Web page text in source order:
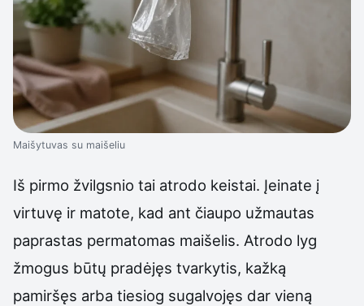
Maišytuvas su maišeliu
Iš pirmo žvilgsnio tai atrodo keistai. Įeinate į
virtuvę ir matote, kad ant čiaupo užmautas
paprastas permatomas maišelis. Atrodo lyg
žmogus būtų pradėjęs tvarkytis, kažką
pamiršęs arba tiesiog sugalvojęs dar vieną